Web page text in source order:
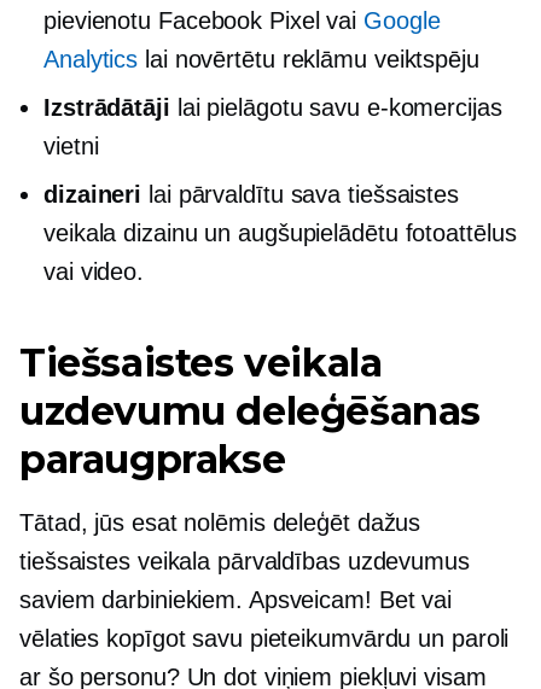
pievienotu Facebook Pixel vai Google
Analytics lai novērtētu reklāmu veiktspēju
Izstrādātāji lai pielāgotu savu e-komercijas
vietni
dizaineri lai pārvaldītu sava tiešsaistes
veikala dizainu un augšupielādētu fotoattēlus
vai video.
Tiešsaistes veikala
uzdevumu deleģēšanas
paraugprakse
Tātad, jūs esat nolēmis deleģēt dažus
tiešsaistes veikala pārvaldības uzdevumus
saviem darbiniekiem. Apsveicam! Bet vai
vēlaties kopīgot savu pieteikumvārdu un paroli
ar šo personu? Un dot viņiem piekļuvi visam